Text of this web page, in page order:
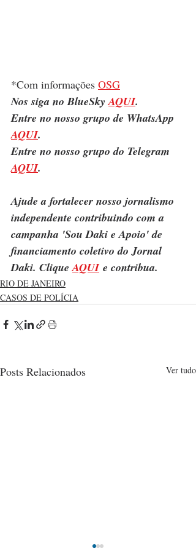
*Com informações OSG
Nos siga no BlueSky AQUI.
Entre no nosso grupo de WhatsApp
AQUI.
Entre no nosso grupo do Telegram
AQUI.
Ajude a fortalecer nosso jornalismo
independente contribuindo com a
campanha 'Sou Daki e Apoio' de
financiamento coletivo do Jornal
Daki. Clique AQUI e contribua.
RIO DE JANEIRO
CASOS DE POLÍCIA
Posts Relacionados Ver tudo